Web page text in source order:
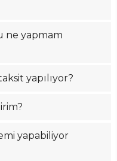
ne yapmam
yapılıyor?
yapabiliyor